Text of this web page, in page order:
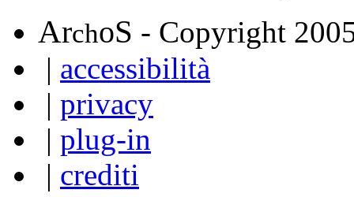
ArchoS - Copyright
| accessibilità
| privacy
| plug-in
| crediti